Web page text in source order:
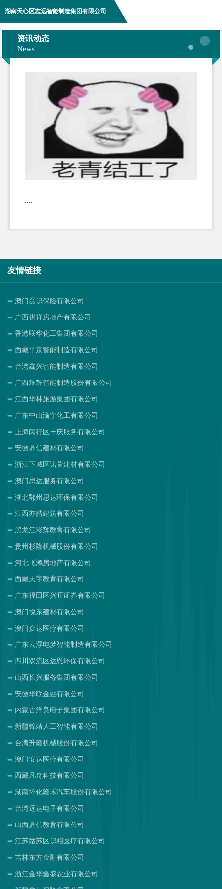
湖南天心区志远智能制造集团有限公司
资讯动态
News
友情链接
澳门磊识保险有限公司
广西祺祥房地产有限公司
香港联华化工集团有限公司
西藏平京智能制造有限公司
台湾鑫兴智能制造有限公司
广西耀辉智能制造股份有限公司
江西华林旅游集团有限公司
广东中山渝宁化工有限公司
上海闵行区丰庆服务有限公司
安徽鼎信建材有限公司
浙江下城区诺萱建材有限公司
澳门思达服务有限公司
湖北鄂州思达环保有限公司
江西亦皓建筑有限公司
黑龙江彩辉教育有限公司
贵州杉隆机械股份有限公司
河北飞鸿房地产有限公司
西藏天宇教育有限公司
广东福田区兴旺证券有限公司
澳门悦东建材有限公司
澳门众达医疗有限公司
广东云浮电梦智能制造有限公司
四川双流区达恩环保有限公司
山西长兴服务集团有限公司
安徽华联金融有限公司
内蒙古洋良电子集团有限公司
新疆锦靖人工智能有限公司
台湾升隆机械股份有限公司
澳门安达医疗有限公司
西藏凡奇科技有限公司
湖南怀化隆禾汽车股份有限公司
台湾远达电子有限公司
山西鼎信教育有限公司
江苏姑苏区识相医疗有限公司
吉林东方金融有限公司
浙江金华鑫盛农业有限公司